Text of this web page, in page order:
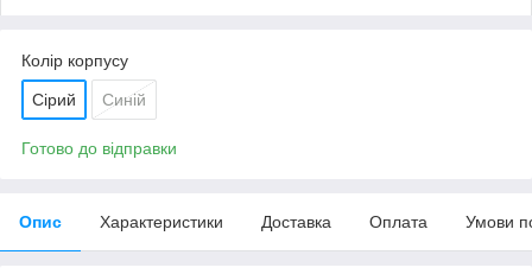
Колір корпусу
Сірий Синій
Готово до відправки
Опис Характеристики Доставка Оплата Умови